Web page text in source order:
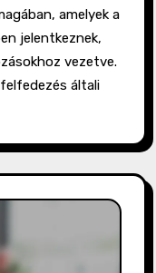
amelyek a
jelentkeznek,
vezetve.
általi